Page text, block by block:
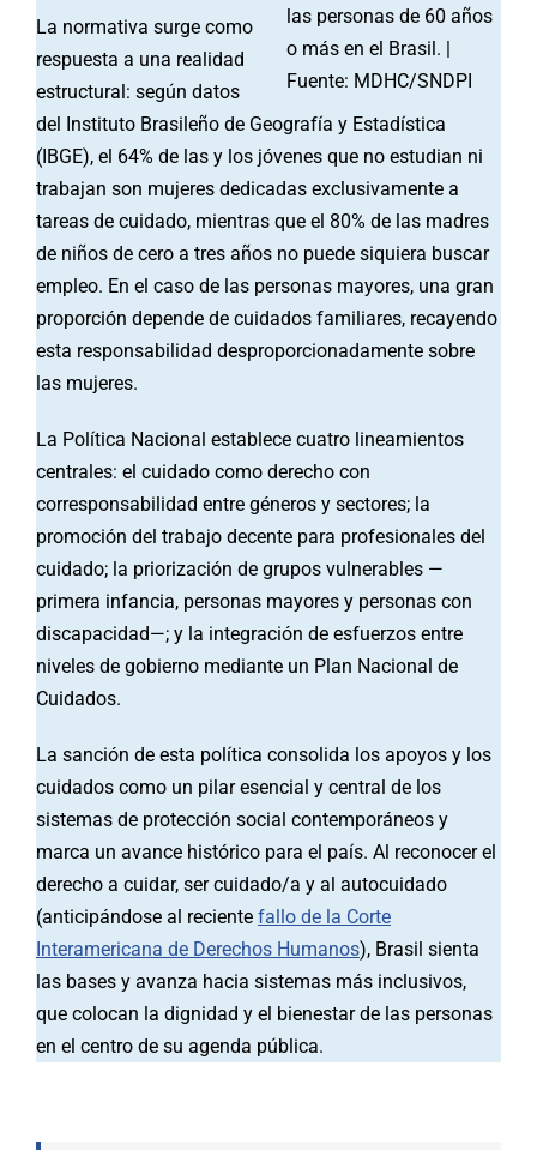
las personas de 60 años
o más en el Brasil. |
Fuente: MDHC/SNDPI
La normativa surge como
respuesta a una realidad
estructural: según datos
del Instituto Brasileño de Geografía y Estadística
(IBGE), el 64% de las y los jóvenes que no estudian ni
trabajan son mujeres dedicadas exclusivamente a
tareas de cuidado, mientras que el 80% de las madres
de niños de cero a tres años no puede siquiera buscar
empleo. En el caso de las personas mayores, una gran
proporción depende de cuidados familiares, recayendo
esta responsabilidad desproporcionadamente sobre
las mujeres.
La Política Nacional establece cuatro lineamientos
centrales: el cuidado como derecho con
corresponsabilidad entre géneros y sectores; la
promoción del trabajo decente para profesionales del
cuidado; la priorización de grupos vulnerables —
primera infancia, personas mayores y personas con
discapacidad—; y la integración de esfuerzos entre
niveles de gobierno mediante un Plan Nacional de
Cuidados.
La sanción de esta política consolida los apoyos y los
cuidados como un pilar esencial y central de los
sistemas de protección social contemporáneos y
marca un avance histórico para el país. Al reconocer el
derecho a cuidar, ser cuidado/a y al autocuidado
(anticipándose al reciente fallo de la Corte
Interamericana de Derechos Humanos), Brasil sienta
las bases y avanza hacia sistemas más inclusivos,
que colocan la dignidad y el bienestar de las personas
en el centro de su agenda pública.